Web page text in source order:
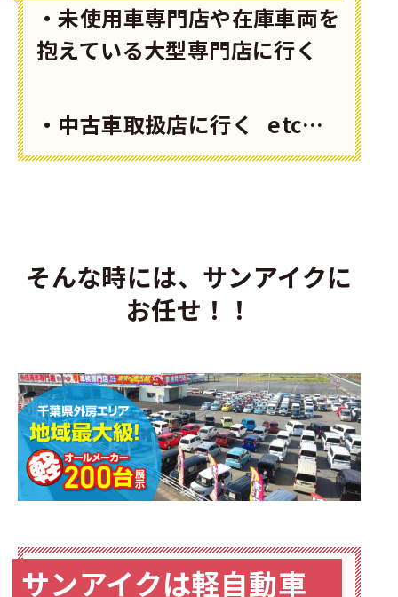
・未使用車専門店や在庫車両を
抱えている大型専門店に行く
・中古車取扱店に行く etc…
そんな時には、サンアイクに
お任せ！！
サンアイクは軽自動車